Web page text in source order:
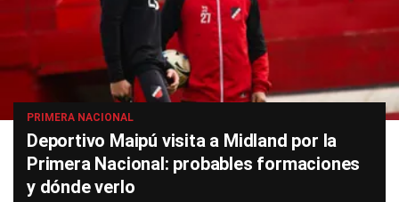
PRIMERA NACIONAL
Deportivo Maipú visita a Midland por la
Primera Nacional: probables formaciones
y dónde verlo